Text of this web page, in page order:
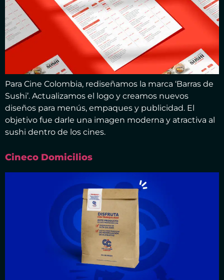
Para Cine Colombia, rediseñamos la marca ‘Barras de
Sushi’. Actualizamos el logo y creamos nuevos
diseños para menús, empaques y publicidad. El
objetivo fue darle una imagen moderna y atractiva al
sushi dentro de los cines.
Cineco Domicilios